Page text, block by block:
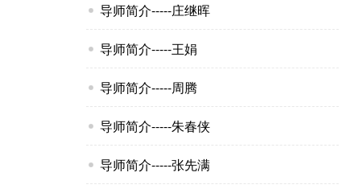
导师简介-----庄继晖
导师简介-----王娟
导师简介-----周腾
导师简介-----朱春侠
导师简介-----张先满